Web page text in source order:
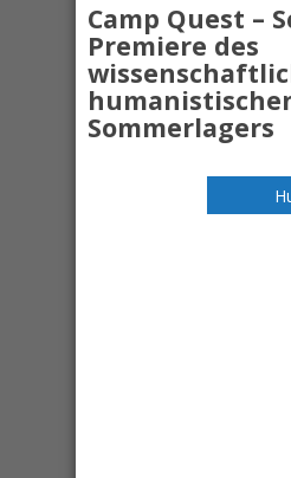
Camp Quest –
Premiere des
Sommerlagers